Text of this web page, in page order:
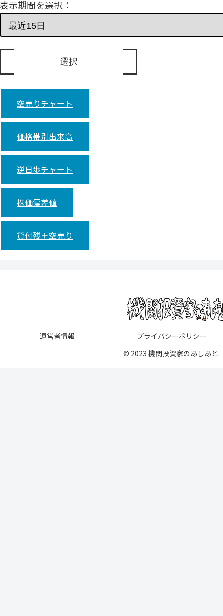
表示期間を選択：
空売りチャート
価格帯別出来高
逆日歩チャート
株価偏差値
貸付残＋空売り
運営者情報
プライバシーポリシー
© 2023 機関投資家のあしあと.